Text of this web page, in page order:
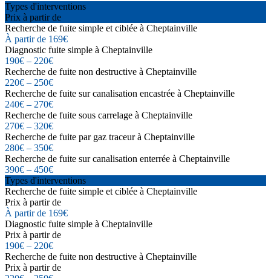
Types d'interventions
Prix à partir de
Recherche de fuite simple et ciblée à Cheptainville
À partir de 169€
Diagnostic fuite simple à Cheptainville
190€ – 220€
Recherche de fuite non destructive à Cheptainville
220€ – 250€
Recherche de fuite sur canalisation encastrée à Cheptainville
240€ – 270€
Recherche de fuite sous carrelage à Cheptainville
270€ – 320€
Recherche de fuite par gaz traceur à Cheptainville
280€ – 350€
Recherche de fuite sur canalisation enterrée à Cheptainville
390€ – 450€
Types d'interventions
Recherche de fuite simple et ciblée à Cheptainville
Prix à partir de
À partir de 169€
Diagnostic fuite simple à Cheptainville
Prix à partir de
190€ – 220€
Recherche de fuite non destructive à Cheptainville
Prix à partir de